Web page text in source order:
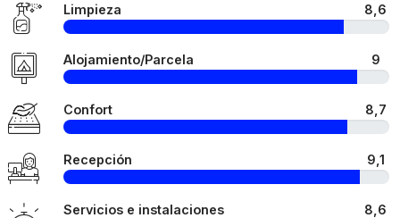
Limpieza 8,6
Alojamiento/Parcela 9
Confort 8,7
Recepción 9,1
Servicios e instalaciones 8,6